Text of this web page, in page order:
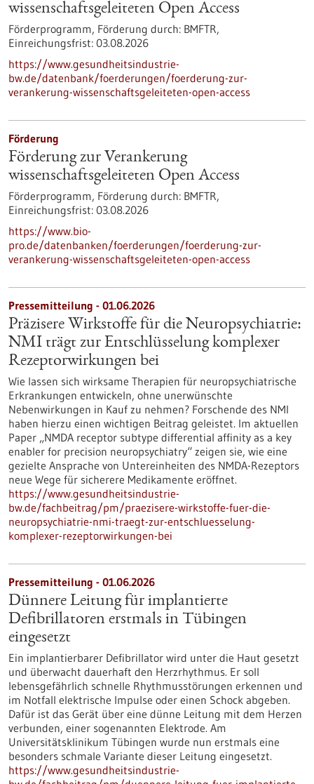
wissenschaftsgeleiteten Open Access
Förderprogramm, Förderung durch: BMFTR,
Einreichungsfrist: 03.08.2026
https://www.gesundheitsindustrie-
bw.de/datenbank/foerderungen/foerderung-zur-
verankerung-wissenschaftsgeleiteten-open-access
Förderung
Förderung zur Verankerung
wissenschaftsgeleiteten Open Access
Förderprogramm, Förderung durch: BMFTR,
Einreichungsfrist: 03.08.2026
https://www.bio-
pro.de/datenbanken/foerderungen/foerderung-zur-
verankerung-wissenschaftsgeleiteten-open-access
Pressemitteilung - 01.06.2026
Präzisere Wirkstoffe für die Neuropsychiatrie:
NMI trägt zur Entschlüsselung komplexer
Rezeptorwirkungen bei
Wie lassen sich wirksame Therapien für neuropsychiatrische
Erkrankungen entwickeln, ohne unerwünschte
Nebenwirkungen in Kauf zu nehmen? Forschende des NMI
haben hierzu einen wichtigen Beitrag geleistet. Im aktuellen
Paper „NMDA receptor subtype differential affinity as a key
enabler for precision neuropsychiatry“ zeigen sie, wie eine
gezielte Ansprache von Untereinheiten des NMDA-Rezeptors
neue Wege für sicherere Medikamente eröffnet.
https://www.gesundheitsindustrie-
bw.de/fachbeitrag/pm/praezisere-wirkstoffe-fuer-die-
neuropsychiatrie-nmi-traegt-zur-entschluesselung-
komplexer-rezeptorwirkungen-bei
Pressemitteilung - 01.06.2026
Dünnere Leitung für implantierte
Defibrillatoren erstmals in Tübingen
eingesetzt
Ein implantierbarer Defibrillator wird unter die Haut gesetzt
und überwacht dauerhaft den Herzrhythmus. Er soll
lebensgefährlich schnelle Rhythmusstörungen erkennen und
im Notfall elektrische Impulse oder einen Schock abgeben.
Dafür ist das Gerät über eine dünne Leitung mit dem Herzen
verbunden, einer sogenannten Elektrode. Am
Universitätsklinikum Tübingen wurde nun erstmals eine
besonders schmale Variante dieser Leitung eingesetzt.
https://www.gesundheitsindustrie-